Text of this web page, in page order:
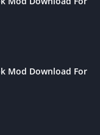
Mod Download For